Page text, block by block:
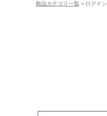
商品カテゴリ一覧 > ログイン